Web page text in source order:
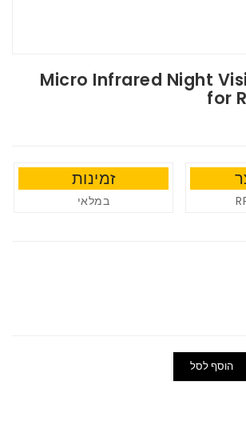
Micro Infrared Night
for
זמינות
במלאי
הוסף לסל